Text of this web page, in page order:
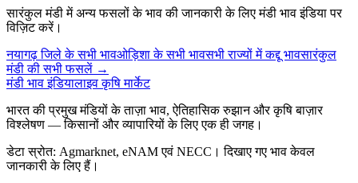
सारंकुल मंडी में अन्य फसलों के भाव की जानकारी के लिए मंडी भाव इंडिया पर
विज़िट करें।
नयागढ़ जिले के सभी भावओड़िशा के सभी भावसभी राज्यों में कद्दू भावसारंकुल
मंडी की सभी फसलें →
मंडी भाव इंडियालाइव कृषि मार्केट
भारत की प्रमुख मंडियों के ताज़ा भाव, ऐतिहासिक रुझान और कृषि बाज़ार
विश्लेषण — किसानों और व्यापारियों के लिए एक ही जगह।
डेटा स्रोत: Agmarknet, eNAM एवं NECC। दिखाए गए भाव केवल
जानकारी के लिए हैं।